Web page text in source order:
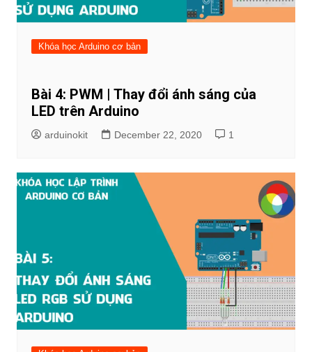
Khóa học Arduino cơ bản
Bài 4: PWM | Thay đổi ánh sáng của
LED trên Arduino
arduinokit December 22, 2020 1